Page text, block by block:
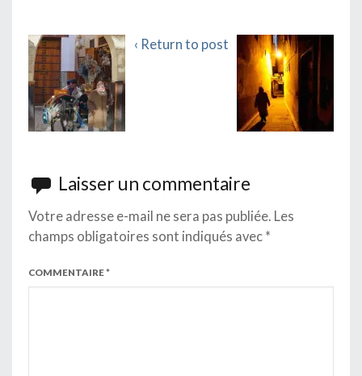
‹ Return to post
Laisser un commentaire
Votre adresse e-mail ne sera pas publiée. Les
champs obligatoires sont indiqués avec *
COMMENTAIRE*